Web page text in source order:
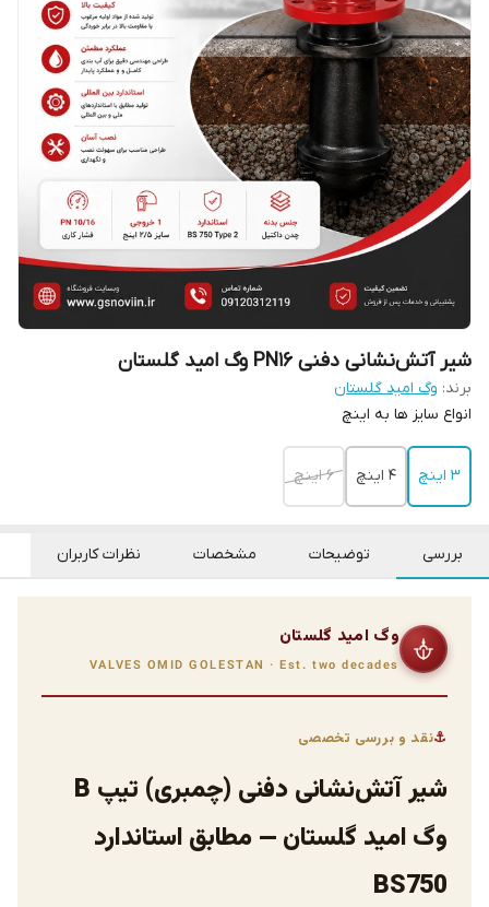
شیر آتش‌نشانی دفنی PN16 وگ امید گلستان
برند: وگ امید گلستان
انواع سایز ها به اینچ
3 اینچ 4 اینچ 6 اینچ
بررسی توضیحات مشخصات نظرات کاربران
وگ امید گلستان
VALVES OMID GOLESTAN · Est. two decades
نقد و بررسی تخصصی
شیر آتش‌نشانی دفنی (چمبری) تیپ B
وگ امید گلستان — مطابق استاندارد
BS750